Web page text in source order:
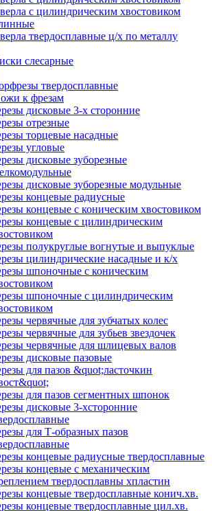
с цилиндрическим хвостовиком
твердосплавные ц/х по металлу
слесарные
твердосплавные
к фрезам
дисковые 3-х сторонние
отрезные
торцевые насадные
угловые
дисковые зуборезные
дисковые зуборезные модульные
концевые радиусные
концевые с коническим хвостовиком
концевые с цилиндрическим
полукруглые вогнутые и выпуклые
цилиндрические насадные и к/х
шпоночные с коническим
шпоночные с цилиндрическим
червячные для зубчатых колес
червячные для зубьев звездочек
червячные для шлицевых валов
дисковые пазовые
для пазов &quot;ласточкин
для пазов сегментных шпонок
дисковые 3-хсторонние
для Т-образных пазов
концевые радиусные твердосплавные
концевые с механическим
твердосплавны хпластин
концевые твердосплавные конич.хв.
концевые твердосплавные цил.хв.